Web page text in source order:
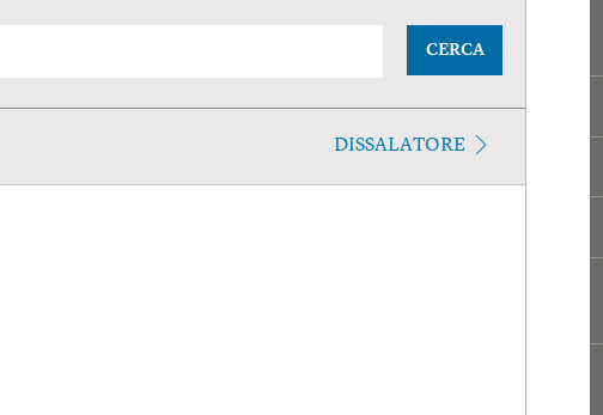
CERCA
DISSALATORE